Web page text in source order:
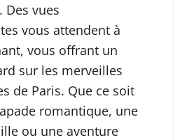
Des vues
vous attendent à
vous offrant un
sur les merveilles
de Paris. Que ce soit
romantique, une
ou une aventure